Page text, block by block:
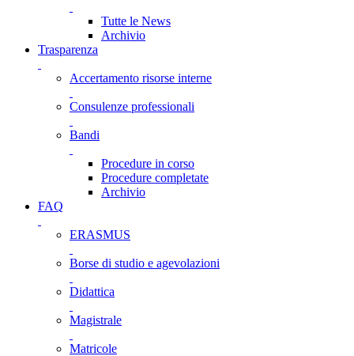
Tutte le News
Archivio
Trasparenza
Accertamento risorse interne
Consulenze professionali
Bandi
Procedure in corso
Procedure completate
Archivio
FAQ
ERASMUS
Borse di studio e agevolazioni
Didattica
Magistrale
Matricole